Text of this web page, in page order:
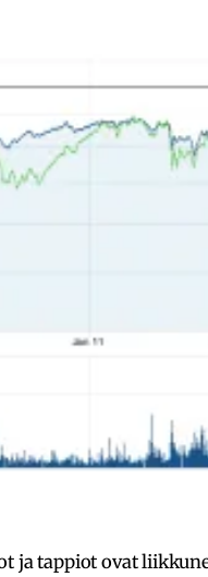
ja tappiot ovat